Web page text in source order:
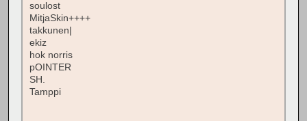
soulost
MitjaSkin++++
takkunen|
ekiz
hok norris
pOINTER
SH.
Tamppi